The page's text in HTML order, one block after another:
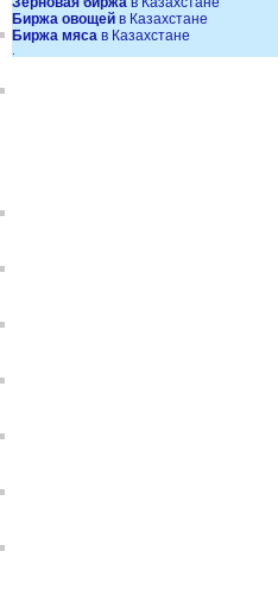
Биржа овощей в Казахстане
Биржа мяса в Казахстане